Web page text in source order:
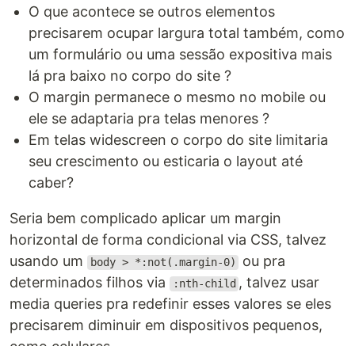
O que acontece se outros elementos
precisarem ocupar largura total também, como
um formulário ou uma sessão expositiva mais
lá pra baixo no corpo do site ?
O margin permanece o mesmo no mobile ou
ele se adaptaria pra telas menores ?
Em telas widescreen o corpo do site limitaria
seu crescimento ou esticaria o layout até
caber?
Seria bem complicado aplicar um margin
horizontal de forma condicional via CSS, talvez
usando um
body > *:not(.margin-0)
ou pra
determinados filhos via
:nth-child , talvez usar
media queries pra redefinir esses valores se eles
precisarem diminuir em dispositivos pequenos,